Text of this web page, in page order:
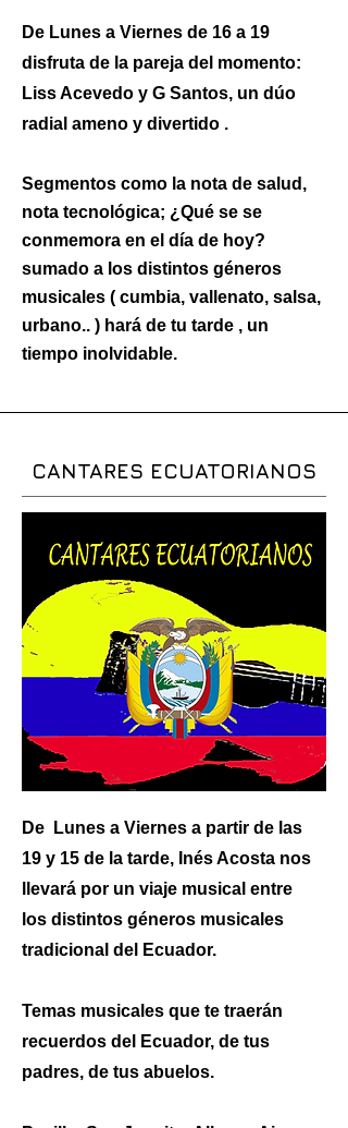
De Lunes a Viernes de 16 a 19
disfruta de la pareja del momento:
Liss Acevedo y G Santos, un dúo
radial ameno y divertido .
Segmentos como la nota de salud,
nota tecnológica; ¿Qué se se
conmemora en el día de hoy?
sumado a los distintos géneros
musicales ( cumbia, vallenato, salsa,
urbano.. ) hará de tu tarde , un
tiempo inolvidable.
CANTARES ECUATORIANOS
De Lunes a Viernes a partir de las
19 y 15 de la tarde, Inés Acosta nos
llevará por un viaje musical entre
los distintos géneros musicales
tradicional del Ecuador.
Temas musicales que te traerán
recuerdos del Ecuador, de tus
padres, de tus abuelos.